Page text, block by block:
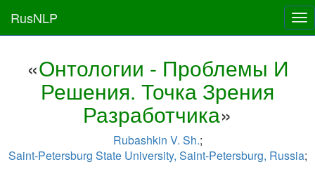
RusNLP
«Онтологии - Проблемы И
Решения. Точка Зрения
Разработчика»
Rubashkin V. Sh.;
Saint-Petersburg State University, Saint-Petersburg, Russia;